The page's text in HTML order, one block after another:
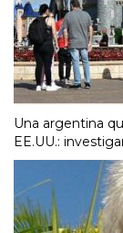
Una argentina
EE.UU.: